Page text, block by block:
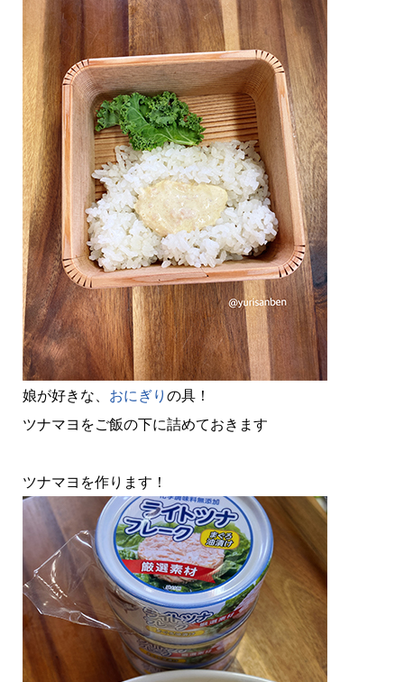
娘が好きな、 おにぎりの具！
ツナマヨをご飯の下に詰めておきます
ツナマヨを作ります！